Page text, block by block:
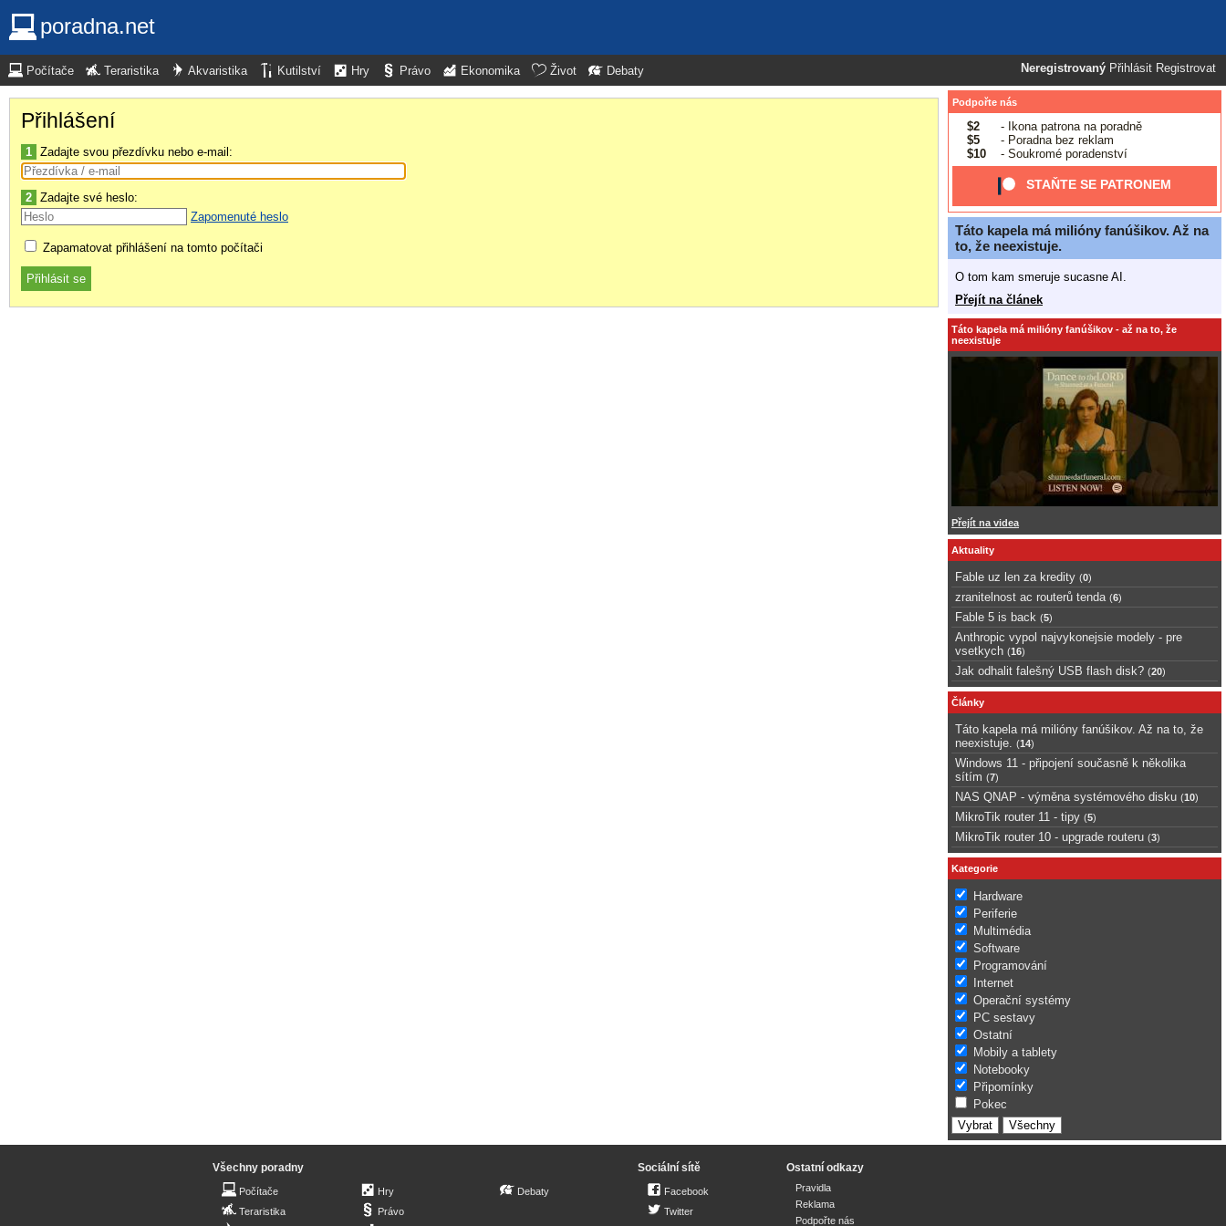
poradna.net
Neregistrovaný Přihlásit Registrovat
Počítače Teraristika Akvaristika Kutilství Hry Právo Ekonomika Život Debaty
Přihlášení
1 Zadajte svou přezdívku nebo e-mail:
2 Zadajte své heslo:
Zapomenuté heslo
Zapamatovat přihlášení na tomto počítači
Podpořte nás
$2
- Ikona patrona na poradně
$5
- Poradna bez reklam
$10
- Soukromé poradenství
STAŇTE SE PATRONEM
Táto kapela má milióny fanúšikov. Až na
to, že neexistuje.
O tom kam smeruje sucasne AI.
Přejít na článek
Táto kapela má milióny fanúšikov - až na to, že
neexistuje
Přejít na videa
Aktuality
Fable uz len za kredity (0)
zranitelnost ac routerů tenda (6)
Fable 5 is back (5)
Anthropic vypol najvykonejsie modely - pre
vsetkych (16)
Jak odhalit falešný USB flash disk? (20)
Články
Táto kapela má milióny fanúšikov. Až na to, že
neexistuje.
(14)
Windows 11 - připojení současně k několika
sítím (7)
NAS QNAP - výměna systémového disku (10)
MikroTik router 11 - tipy (5)
MikroTik router 10 - upgrade routeru (3)
Kategorie
Hardware
Periferie
Multimédia
Software
Programování
Internet
Operační systémy
PC sestavy
Ostatní
Mobily a tablety
Notebooky
Připomínky
Pokec
Všechny poradny
Počítače
Teraristika
Hry
Právo
Debaty
Sociální sítě
Facebook
Twitter
Ostatní odkazy
Pravidla
Reklama
Podpořte nás